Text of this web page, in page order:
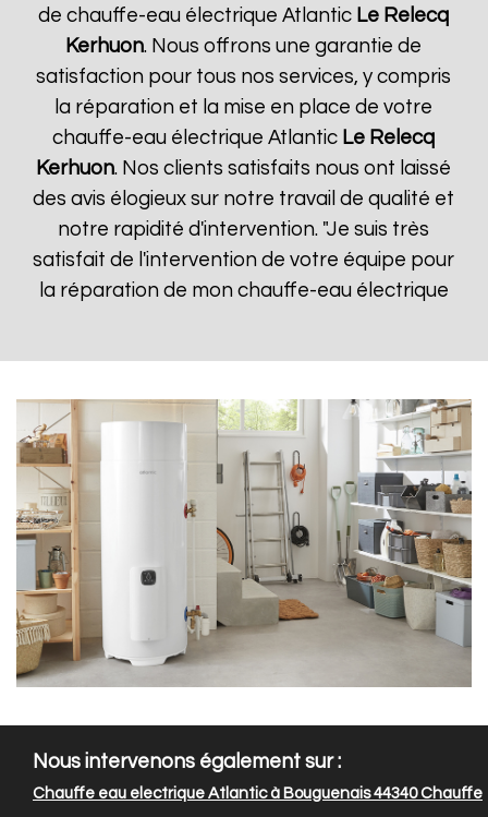
de chauffe-eau électrique Atlantic Le Relecq
Kerhuon. Nous offrons une garantie de
satisfaction pour tous nos services, y compris
la réparation et la mise en place de votre
chauffe-eau électrique Atlantic Le Relecq
Kerhuon. Nos clients satisfaits nous ont laissé
des avis élogieux sur notre travail de qualité et
notre rapidité d'intervention. "Je suis très
satisfait de l'intervention de votre équipe pour
la réparation de mon chauffe-eau électrique
Nous intervenons également sur :
Chauffe eau electrique Atlantic à Bouguenais 44340Chauffe